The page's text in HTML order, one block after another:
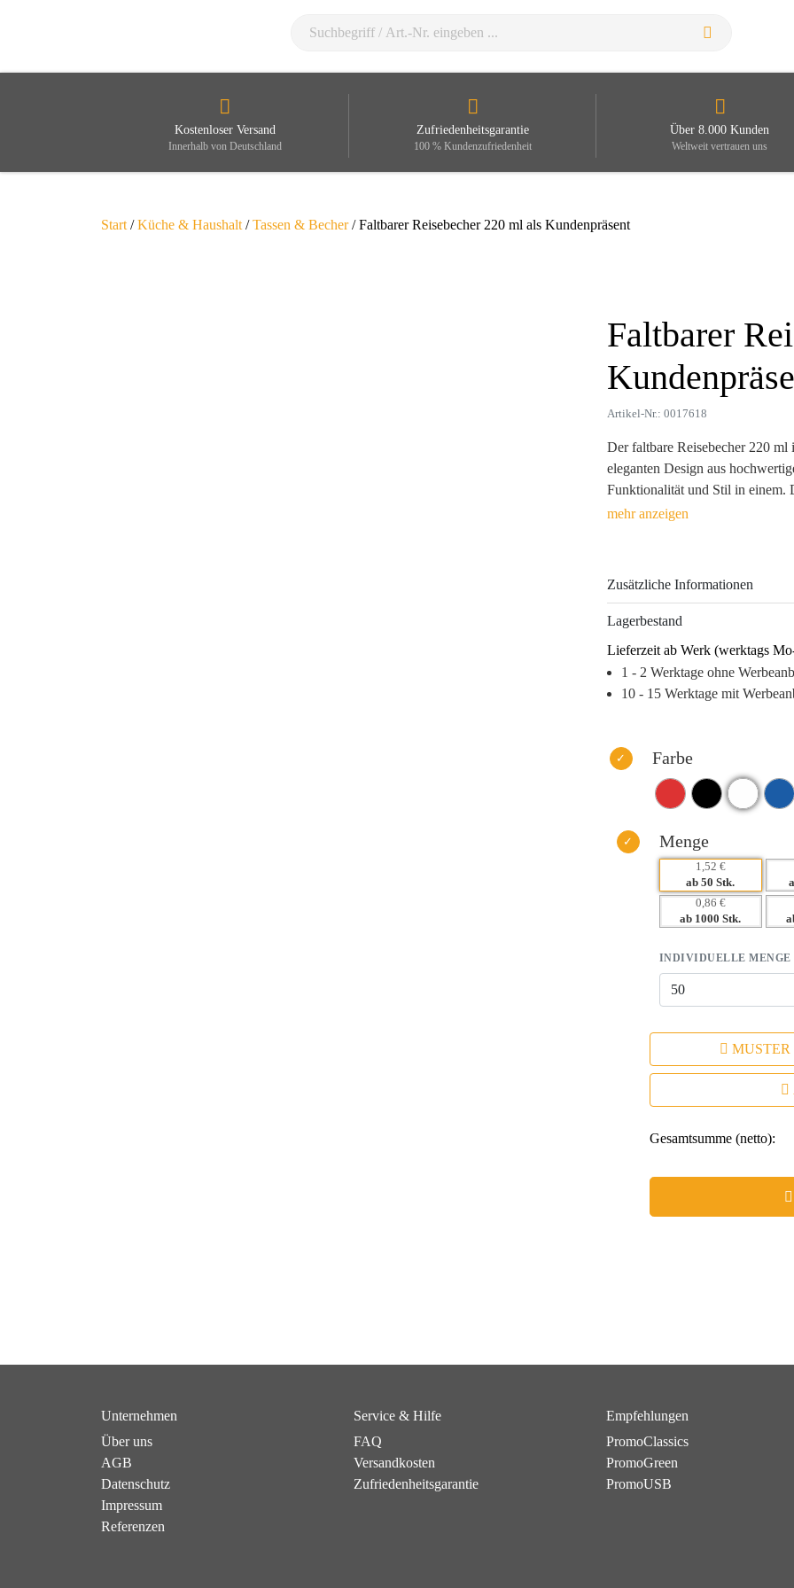
Kostenloser Versand
Innerhalb von Deutschland
Zufriedenheitsgarantie
100 % Kundenzufriedenheit
Über 8.000 Kunden
Weltweit vertrauen uns
Start /Küche & Haushalt /Tassen & Becher/ Faltbarer Reisebecher 220 ml als Kundenpräsent
Faltbarer
Artikel-Nr.: 0017618
Der faltbare Reisebecher 220
eleganten Design aus
Funktionalität und Stil in einem.
er der perfekte Begleiter für
Rucksäcken, während der Platz
Sichtbarkeit und hebt sich im
Mit einem Gewicht von nur 45 g
und Dunkelblau, ist dieser
Warum dieses Produkt Ihre
– Hohe Wiedererkennung durch
– Langanhaltende Logo-
– Emotionale Bindung durch
– Flexibles Design, das
Zusätzliche Informationen
Lagerbestand
Lieferzeit ab Werk (werktags
1 - 2 Werktage ohne
10 - 15 Werktage mit
Farbe
Menge
1,52 €
ab 50 Stk.
0,86 €
ab 1000 Stk.
INDIVIDUELLE MENGE
MUSTER
Gesamtsumme (netto):
Unternehmen
Über uns
AGB
Datenschutz
Impressum
Referenzen
Service & Hilfe
FAQ
Versandkosten
Zufriedenheitsgarantie
Empfehlungen
PromoClassics
PromoGreen
PromoUSB